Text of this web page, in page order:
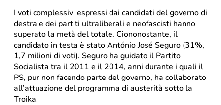
I voti complessivi espressi dai candidati del governo di
destra e dei partiti ultraliberali e neofascisti hanno
superato la metà del totale. Ciononostante, il
candidato in testa è stato António José Seguro (31%,
1,7 milioni di voti). Seguro ha guidato il Partito
Socialista tra il 2011 e il 2014, anni durante i quali il
PS, pur non facendo parte del governo, ha collaborato
all’attuazione del programma di austerità sotto la
Troika.